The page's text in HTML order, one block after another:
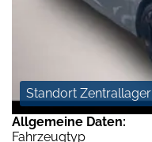
Standort Zentrallager
Allgemeine Daten:
Fahrzeugtyp